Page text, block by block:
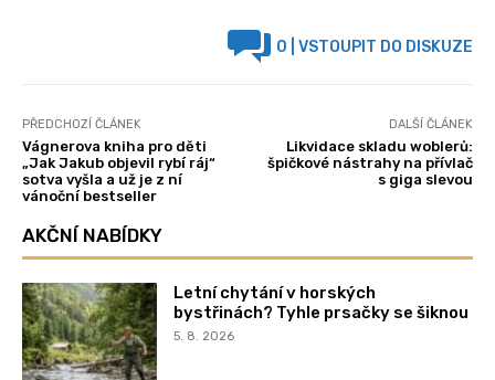
0 | VSTOUPIT DO DISKUZE
PŘEDCHOZÍ ČLÁNEK
Vágnerova kniha pro děti
„Jak Jakub objevil rybí ráj“
sotva vyšla a už je z ní
vánoční bestseller
DALŠÍ ČLÁNEK
Likvidace skladu woblerů:
špičkové nástrahy na přívlač
s giga slevou
AKČNÍ NABÍDKY
Letní chytání v horských
bystřinách? Tyhle prsačky se šiknou
5. 8. 2026